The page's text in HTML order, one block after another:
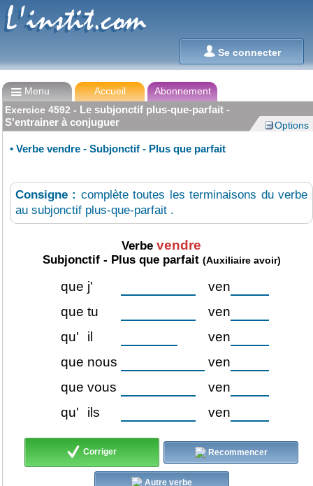
Se connecter
L'instit.com
L'instit.com
Menu Accueil
Abonnement
Exercice 4592 - Le subjonctif plus-que-parfait -
S'entrainer à conjuguer
Options
• Verbe vendre - Subjonctif - Plus que parfait
Consigne : complète toutes les terminaisons du verbe
au subjonctif plus-que-parfait .
Verbe vendre
Subjonctif - Plus que parfait (Auxiliaire avoir)
que j'
ven
que tu
ven
qu'
il
ven
que nous
ven
que vous
ven
qu'
ils ven
Corriger Recommencer
Autre verbe